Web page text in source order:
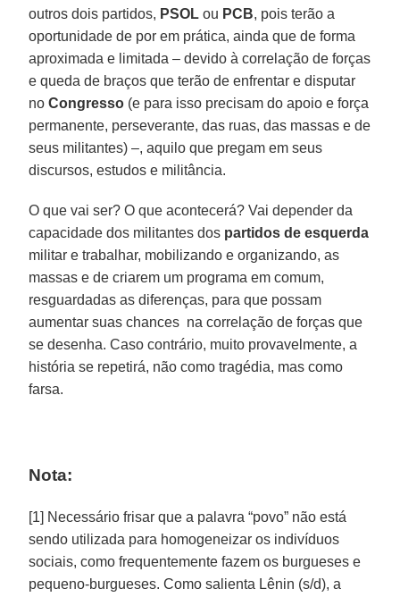
outros dois partidos, PSOL ou PCB, pois terão a
oportunidade de por em prática, ainda que de forma
aproximada e limitada – devido à correlação de forças
e queda de braços que terão de enfrentar e disputar
noCongresso (e para isso precisam do apoio e força
permanente, perseverante, das ruas, das massas e de
seus militantes) –, aquilo que pregam em seus
discursos, estudos e militância.
O que vai ser? O que acontecerá? Vai depender da
capacidade dos militantes dos partidos de esquerda
militar e trabalhar, mobilizando e organizando, as
massas e de criarem um programa em comum,
resguardadas as diferenças, para que possam
aumentar suas chances na correlação de forças que
se desenha. Caso contrário, muito provavelmente, a
história se repetirá, não como tragédia, mas como
farsa.
Nota:
[1] Necessário frisar que a palavra “povo” não está
sendo utilizada para homogeneizar os indivíduos
sociais, como frequentemente fazem os burgueses e
pequeno-burgueses. Como salienta Lênin (s/d), a